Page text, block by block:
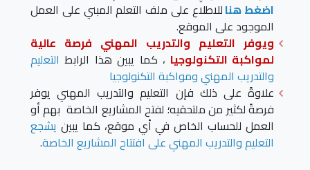
اضغط هناللاطلاع على ملف التعلم المبني على العمل
الموجود على الموقع.
ويوفر التعليم والتدريب المهني فرصة عالية
لمواكبة التكنولوجيا ، كما يبين هذا الرابط التعليم
والتدريب المهني ومواكبة التكنولوجيا
علاوةً على ذلك فإن التعليم والتدريب المهني يوفر
فرصةً لكثير من ملتحقيه؛ لفتح المشاريع الخاصة بهم أو
العمل للحساب الخاص في أي موقع، كما يبين يشجع
التعليم والتدريب المهني على افتتاح المشاريع الخاصة.